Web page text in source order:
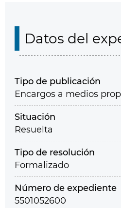
Datos del
Tipo de publicación
Encargos a medios
Situación
Resuelta
Tipo de resolución
Formalizado
Número de expediente
5501052600